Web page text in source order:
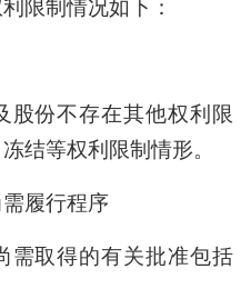
限制情况如下：
股份不存在其他权利限
结等权利限制情形。
履行程序
需取得的有关批准包括